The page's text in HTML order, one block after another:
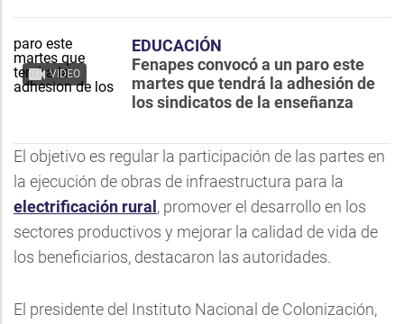
VIDEO
EDUCACIÓN
Fenapes convocó a un paro este
martes que tendrá la adhesión de
los sindicatos de la enseñanza
El objetivo es regular la participación de las partes en
la ejecución de obras de infraestructura para la
electrificación rural , promover el desarrollo en los
sectores productivos y mejorar la calidad de vida de
los beneficiarios, destacaron las autoridades.
El presidente del Instituto Nacional de Colonización,